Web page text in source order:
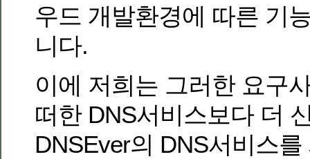
우드 개발환경에 따른 기
니다.
이에 저희는 그러한 요구
떠한 DNS서비스보다 더
DNSEver의 DNS서비스